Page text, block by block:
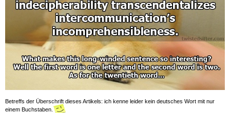
Betreffs der Überschrift dieses Artikels: ich kenne leider kein deutsches Wort mit nur
einem Buchstaben.